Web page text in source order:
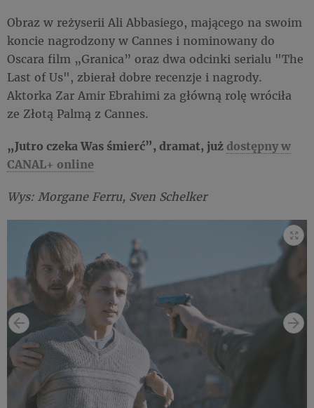
Obraz w reżyserii Ali Abbasiego, mającego na swoim
koncie nagrodzony w Cannes i nominowany do
Oscara film „Granica” oraz dwa odcinki serialu "The
Last of Us", zbierał dobre recenzje i nagrody.
Aktorka Zar Amir Ebrahimi za główną rolę wróciła
ze Złotą Palmą z Cannes.
„Jutro czeka Was śmierć”, dramat, już dostępny w
CANAL+ online
Wys: Morgane Ferru, Sven Schelker